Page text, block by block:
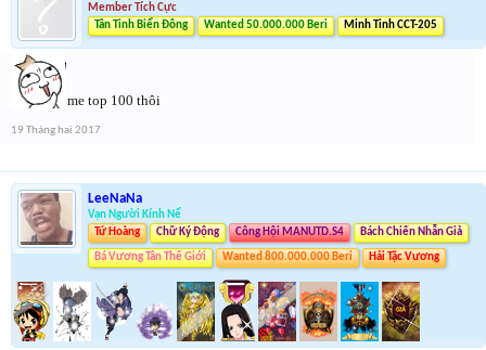
Member Tích Cực
Tân Tinh Biển Đông
Wanted 50.000.000 Beri Minh Tinh CCT-205
me top 100 thôi
19 Tháng hai 2017
LeeNaNa
Vạn Người Kính Nể
Tứ Hoàng
Chữ Ký Động Công Hội MANUTD.S4 Bách Chiến Nhẫn Giả
Bá Vương Tân Thế Giới Wanted 800.000.000 Beri Hải Tặc Vương